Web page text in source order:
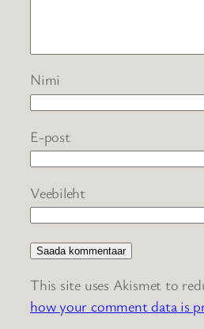
Nimi
E-post
Veebileht
This site uses Akismet to
how your comment data is